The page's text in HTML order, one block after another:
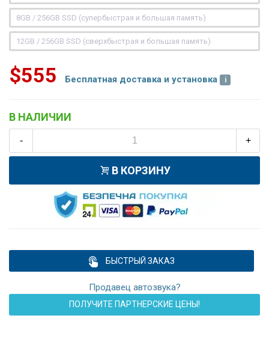
8GB / 256GB SSD (супербыстрая и большая память)
12GB / 256GB SSD (сверхбыстрая и большая память)
$555 Бесплатная доставка и установка
В НАЛИЧИИ
- +
В КОРЗИНУ
БЫСТРЫЙ ЗАКАЗ
Продавец автозвука?
ПОЛУЧИТЕ ПАРТНЕРСКИЕ ЦЕНЫ!